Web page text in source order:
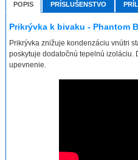
POPIS PRÍSLUŠENSTVO
Prikrývka k bivaku - Phantom
Prikrývka znižuje kondenzáciu vnútri
poskytuje dodatočnú tepelnú izoláciu.
upevnenie.